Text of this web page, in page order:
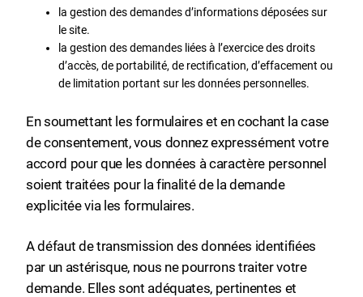
la gestion des demandes d’informations déposées sur
le site.
la gestion des demandes liées à l’exercice des droits
d’accès, de portabilité, de rectification, d’effacement ou
de limitation portant sur les données personnelles.
En soumettant les formulaires et en cochant la case
de consentement, vous donnez expressément votre
accord pour que les données à caractère personnel
soient traitées pour la finalité de la demande
explicitée via les formulaires.
A défaut de transmission des données identifiées
par un astérisque, nous ne pourrons traiter votre
demande. Elles sont adéquates, pertinentes et